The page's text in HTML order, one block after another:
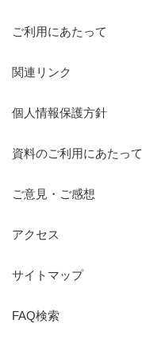
ご利用にあたって
関連リンク
個人情報保護方針
資料のご利用にあたって
ご意見・ご感想
アクセス
サイトマップ
FAQ検索